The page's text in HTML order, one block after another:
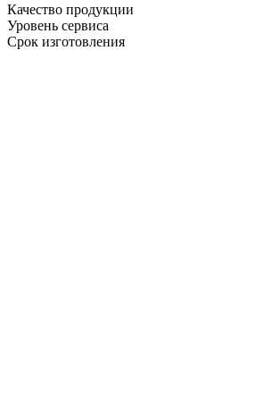
Качество продукции
Уровень сервиса
Срок изготовления